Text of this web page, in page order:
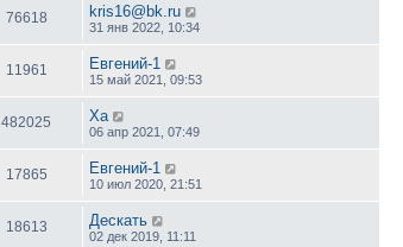
76618 kris16@bk.ru
31 янв 2022, 10:34
11961 Евгений-1
15 май 2021, 09:53
482025 Ха
06 апр 2021, 07:49
17865 Евгений-1
10 июл 2020, 21:51
18613 Дескать
02 дек 2019, 11:11